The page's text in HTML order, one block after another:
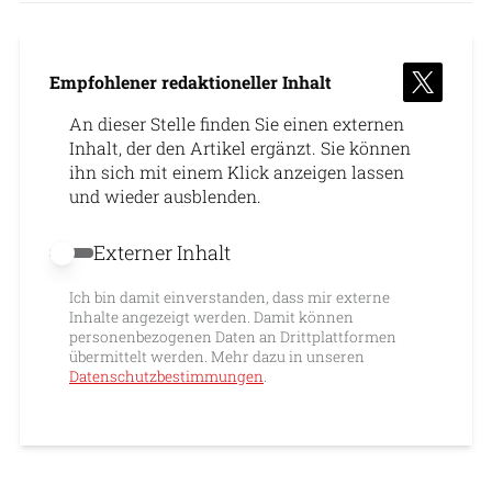
Empfohlener redaktioneller Inhalt
An dieser Stelle finden Sie einen externen
Inhalt, der den Artikel ergänzt. Sie können
ihn sich mit einem Klick anzeigen lassen
und wieder ausblenden.
Externer Inhalt erlauben
Externer Inhalt
Ich bin damit einverstanden, dass mir externe
Inhalte angezeigt werden. Damit können
personenbezogenen Daten an Drittplattformen
übermittelt werden. Mehr dazu in unseren
Datenschutzbestimmungen.